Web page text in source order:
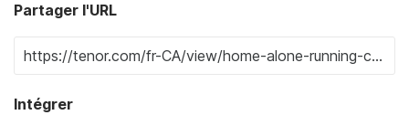
Partager l'URL
Intégrer